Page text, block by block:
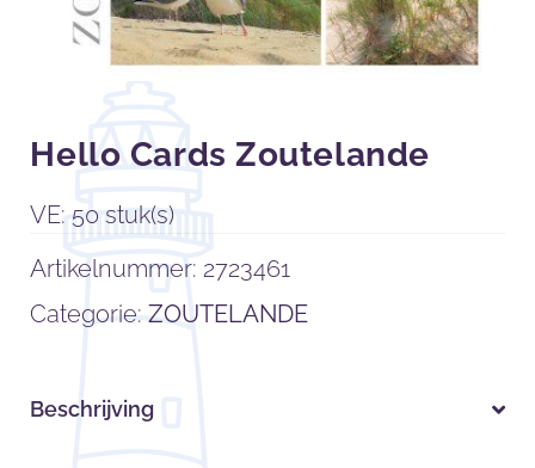
Hello Cards Zoutelande
VE: 50 stuk(s)
Artikelnummer: 2723461
Categorie:ZOUTELANDE
Beschrijving